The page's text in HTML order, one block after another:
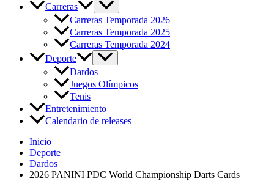
Carreras
Carreras Temporada 2026
Carreras Temporada 2025
Carreras Temporada 2024
Deporte
Dardos
Juegos Olímpicos
Tenis
Entretenimiento
Calendario de releases
Inicio
Deporte
Dardos
2026 PANINI PDC World Championship Darts Cards